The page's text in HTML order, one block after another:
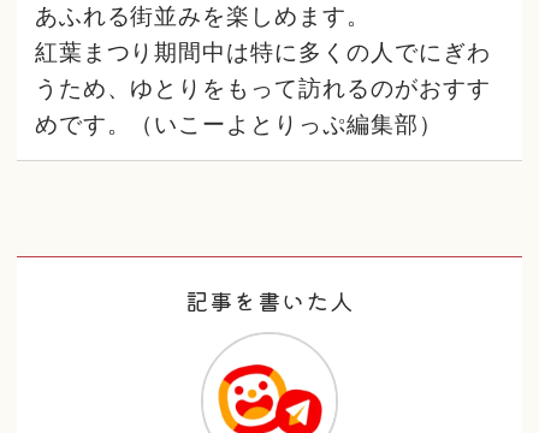
あふれる街並みを楽しめます。
紅葉まつり期間中は特に多くの人でにぎわ
うため、ゆとりをもって訪れるのがおすす
めです。（いこーよとりっぷ編集部）
記事を書いた人